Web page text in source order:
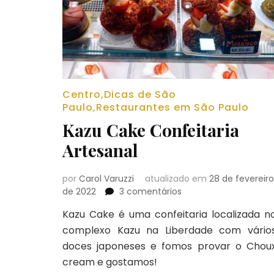
Centro,Dicas de São
Paulo,Restaurantes em São Paulo
Kazu Cake Confeitaria
Artesanal
por Carol Varuzzi atualizado em 28 de fevereiro
de 2022
3 comentários
Cake
Confeitaria
Artesanal
Kazu Cake é uma confeitaria localizada
complexo Kazu na Liberdade com
doces japoneses e fomos provar o
cream e gostamos!